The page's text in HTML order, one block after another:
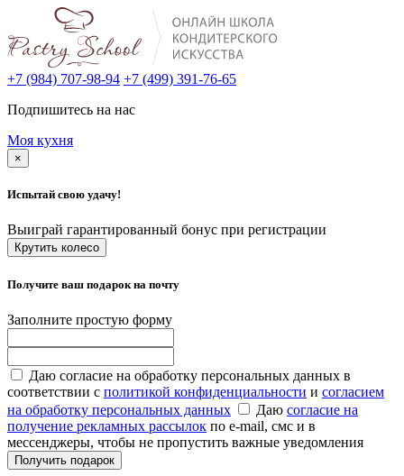
+7 (984) 707-98-94 +7 (499) 391-76-65
Подпишитесь на нас
Моя кухня
×
Испытай свою удачу!
Выиграй гарантированный бонус при регистрации
Крутить колесо
Получите ваш подарок на почту
Заполните простую форму
Даю согласие на обработку персональных данных в
соответствии с политикой конфиденциальности и согласием
на обработку персональных данных
Даю согласие на
получение рекламных рассылок по e-mail, смс и в
мессенджеры, чтобы не пропустить важные уведомления
Получить подарок